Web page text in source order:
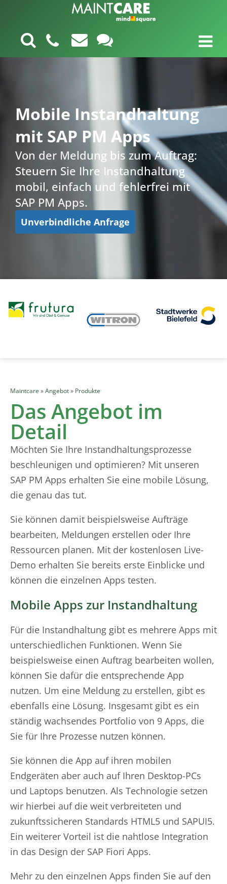
Mobile Instandhaltung
mit SAP PM Apps
Von der Meldung bis zum Auftrag:
Steuern Sie Ihre Instandhaltung
mobil, einfach und fehlerfrei mit
SAP PM Apps.
Unverbindliche Anfrage
Maintcare »Angebot» Produkte
Das Angebot im
Detail
Möchten Sie Ihre Instandhaltungsprozesse
beschleunigen und optimieren? Mit unseren
SAP PM Apps erhalten Sie eine mobile Lösung,
die genau das tut.
Sie können damit beispielsweise Aufträge
bearbeiten, Meldungen erstellen oder Ihre
Ressourcen planen. Mit der kostenlosen Live-
Demo erhalten Sie bereits erste Einblicke und
können die einzelnen Apps testen.
Mobile Apps zur Instandhaltung
Für die Instandhaltung gibt es mehrere Apps mit
unterschiedlichen Funktionen. Wenn Sie
beispielsweise einen Auftrag bearbeiten wollen,
können Sie dafür die entsprechende App
nutzen. Um eine Meldung zu erstellen, gibt es
ebenfalls eine Lösung. Insgesamt gibt es ein
ständig wachsendes Portfolio von 9 Apps, die
Sie für Ihre Prozesse nutzen können.
Sie können die App auf ihren mobilen
Endgeräten aber auch auf Ihren Desktop-PCs
und Laptops benutzen. Als Technologie setzen
wir hierbei auf die weit verbreiteten und
zukunftssicheren Standards HTML5 und SAPUI5.
Ein weiterer Vorteil ist die nahtlose Integration
in das Design der SAP Fiori Apps.
Mehr zu den einzelnen Apps finden Sie auf den